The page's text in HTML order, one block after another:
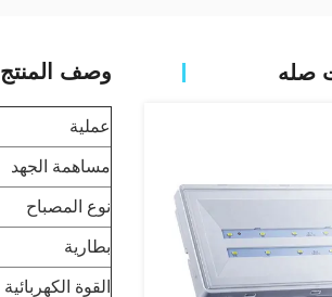
صله وصف المنتج
عملية
مساهمة الجهد
نوع المصباح
بطارية
القوة الكهربائية